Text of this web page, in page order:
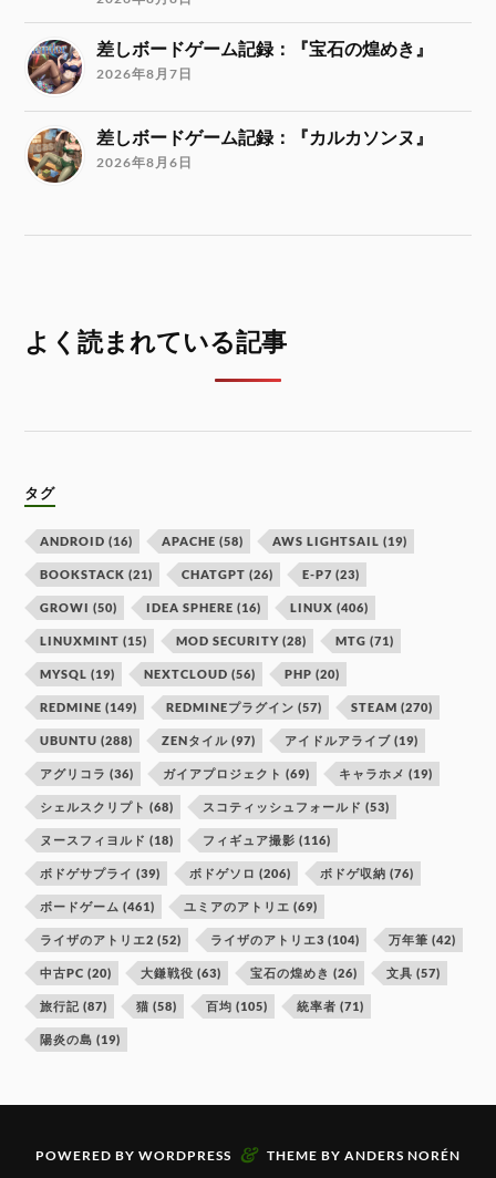
差しボードゲーム記録：『宝石の煌めき』
2026年8月7日
差しボードゲーム記録：『カルカソンヌ』
2026年8月6日
よく読まれている記事
タグ
ANDROID (16) APACHE (58) AWS LIGHTSAIL (19)
BOOKSTACK (21) CHATGPT (26) E-P7 (23)
GROWI (50) IDEA SPHERE (16) LINUX (406)
LINUXMINT (15) MOD SECURITY (28) MTG (71)
MYSQL (19) NEXTCLOUD (56) PHP (20)
REDMINE (149) REDMINEプラグイン (57) STEAM (270)
UBUNTU (288) ZENタイル (97) アイドルアライブ (19)
アグリコラ (36) ガイアプロジェクト (69) キャラホメ (19)
シェルスクリプト (68) スコティッシュフォールド (53)
ヌースフィヨルド (18) フィギュア撮影 (116)
ボドゲサプライ (39) ボドゲソロ (206) ボドゲ収納 (76)
ボードゲーム (461) ユミアのアトリエ (69)
ライザのアトリエ2 (52) ライザのアトリエ3 (104) 万年筆 (42)
中古PC (20) 大鎌戦役 (63) 宝石の煌めき (26) 文具 (57)
旅行記 (87) 猫 (58) 百均 (105) 統率者 (71)
陽炎の島 (19)
POWERED BY WORDPRESS & THEME BY ANDERS NORÉN